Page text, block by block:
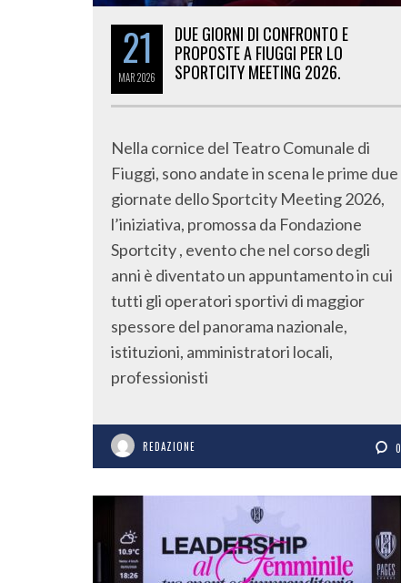
21
MAR2026
DUE GIORNI DI CONFRONTO E
PROPOSTE A FIUGGI PER LO
SPORTCITY MEETING 2026.
Nella cornice del Teatro Comunale di
Fiuggi, sono andate in scena le prime due
giornate dello Sportcity Meeting 2026,
l’iniziativa, promossa da Fondazione
Sportcity , evento che nel corso degli
anni è diventato un appuntamento in cui
tutti gli operatori sportivi di maggior
spessore del panorama nazionale,
istituzioni, amministratori locali,
professionisti
REDAZIONE 0